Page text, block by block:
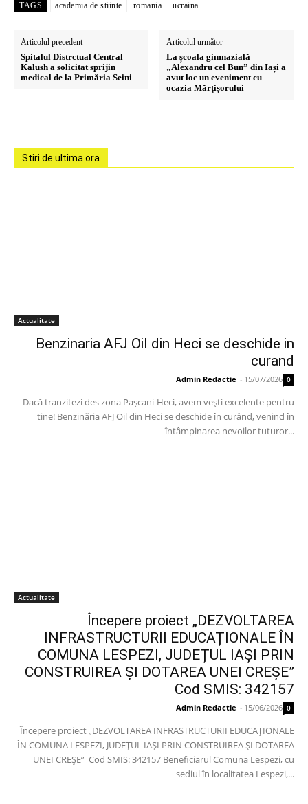
TAGS academia de stiinte romania ucraina
Articolul precedent
Spitalul Distrctual Central
Kalush a solicitat sprijin
medical de la Primăria Seini
Articolul următor
La școala gimnazială
„Alexandru cel Bun” din Iași a
avut loc un eveniment cu
ocazia Mărțișorului
Stiri de ultima ora
Actualitate
Benzinaria AFJ Oil din Heci se deschide in
curand
Admin Redactie - 15/07/2026 0
Dacă tranzitezi des zona Pașcani-Heci, avem vești excelente pentru
tine! Benzinăria AFJ Oil din Heci se deschide în curând, venind în
întâmpinarea nevoilor tuturor...
Actualitate
Începere proiect „DEZVOLTAREA
INFRASTRUCTURII EDUCAȚIONALE ÎN
COMUNA LESPEZI, JUDEȚUL IAȘI PRIN
CONSTRUIREA ȘI DOTAREA UNEI CREȘE”
Cod SMIS: 342157
Admin Redactie - 15/06/2026 0
Începere proiect „DEZVOLTAREA INFRASTRUCTURII EDUCAȚIONALE
ÎN COMUNA LESPEZI, JUDEȚUL IAȘI PRIN CONSTRUIREA ȘI DOTAREA
UNEI CREȘE” Cod SMIS: 342157 Beneficiarul Comuna Lespezi, cu
sediul în localitatea Lespezi,...